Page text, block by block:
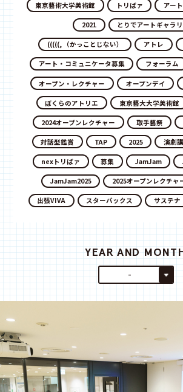
東京藝術大学美術館 トリばァ アー
2021 とりでアートギャラ
(((((, （かっことじない） アトレ
アート・コミュニケータ募集 フォーラム
オープン・レクチャー オープンデイ
ぼくらのアトリエ 東京藝大大学美術館
2024オープンレクチャー 取手藝祭
対話型鑑賞 TAP 2025 演劇
nexトリばァ 募集 JamJam
JamJam2025 2025オープンレクチャ
出張VIVA スターバックス サステナ
YEAR AND
-